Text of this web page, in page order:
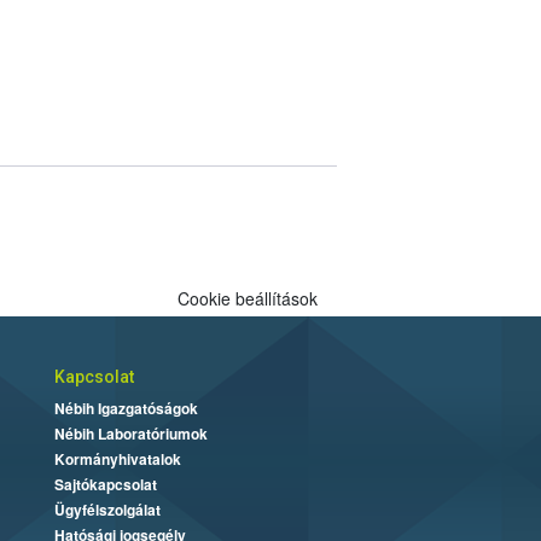
Cookie beállítások
Kapcsolat
Nébih Igazgatóságok
Nébih Laboratóriumok
Kormányhivatalok
Sajtókapcsolat
Ügyfélszolgálat
Hatósági jogsegély